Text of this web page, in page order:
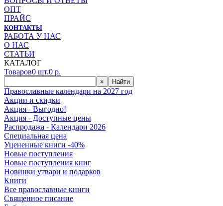
ОПТ
ПРАЙС
КОНТАКТЫ
РАБОТА У НАС
О НАС
СТАТЬИ
КАТАЛОГ
Товаров0 шт.0 р.
× Найти
Православные календари на 2027 год
Акции и скидки
Акция - Выгодно!
Акция - Доступные цены
Распродажа - Календари 2026
Специальная цена
Уцененные книги -40%
Новые поступления
Новые поступления книг
Новинки утвари и подарков
Книги
Все православные книги
Священное писание